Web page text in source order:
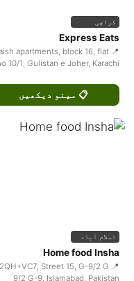
کراچی
Express Eats
apartments, block 16, flat
10/1, Gulistan e Joher, Karachi
📋 مینو دیکھیں
اسلام آباد
Home food Insha
M2QH+VC7, Street 15, G-9/2 G
9/2 G-9, Islamabad, Pakistan